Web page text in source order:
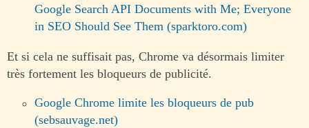
Google Search API Documents with Me; Everyone
in SEO Should See Them (sparktoro.com)
Et si cela ne suffisait pas, Chrome va désormais limiter
très fortement les bloqueurs de publicité.
Google Chrome limite les bloqueurs de pub
(sebsauvage.net)